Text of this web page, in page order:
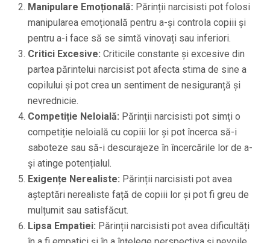
Manipulare Emoțională: Părinții narcisisti pot folosi
manipularea emoțională pentru a-și controla copiii și
pentru a-i face să se simtă vinovați sau inferiori.
Critici Excesive: Criticile constante și excesive din
partea părintelui narcisist pot afecta stima de sine a
copilului și pot crea un sentiment de nesiguranță și
nevrednicie.
Competiție Neloială: Părinții narcisisti pot simți o
competiție neloială cu copiii lor și pot încerca să-i
saboteze sau să-i descurajeze în încercările lor de a-
și atinge potențialul.
Exigențe Nerealiste: Părinții narcisisti pot avea
așteptări nerealiste față de copiii lor și pot fi greu de
mulțumit sau satisfăcut.
Lipsa Empatiei: Părinții narcisisti pot avea dificultăți